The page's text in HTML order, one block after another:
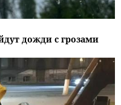
дожди с грозами